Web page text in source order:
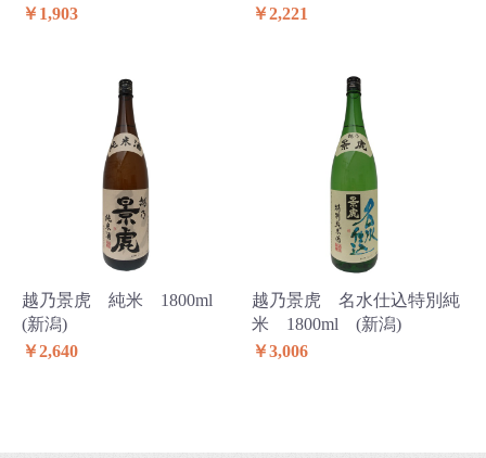
￥1,903
￥2,221
越乃景虎 純米 1800ml
(新潟)
￥2,640
越乃景虎 名水仕込特別純
米 1800ml (新潟)
￥3,006